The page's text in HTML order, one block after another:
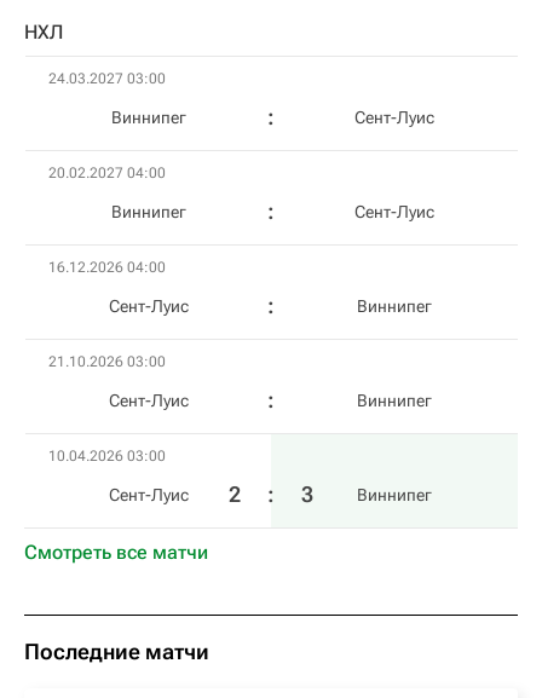
НХЛ
24.03.2027 03:00
Виннипег Сент-Луис
20.02.2027 04:00
Виннипег Сент-Луис
16.12.2026 04:00
Сент-Луис Виннипег
21.10.2026 03:00
Сент-Луис Виннипег
10.04.2026 03:00
Сент-Луис 2 : 3 Виннипег
Смотреть все матчи
Последние матчи